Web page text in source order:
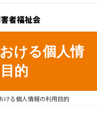
ける個人情
的
ける個人情報の利用目的